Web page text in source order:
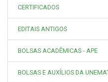
CERTIFICADOS
EDITAIS ANTIGOS
BOLSAS ACADÊMICAS - APE
BOLSAS E AUXÍLIOS DA